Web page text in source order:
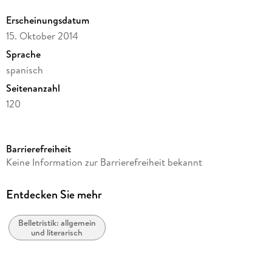
Erscheinungsdatum
15. Oktober 2014
Sprache
spanisch
Seitenanzahl
120
Autor/Autorin
Übersetzung
Verlag/Hersteller
Nórdica Libros
Barrierefreiheit
Keine Information zur Barrierefreiheit bekannt
Entdecken Sie mehr
Belletristik: allgemein
und literarisch